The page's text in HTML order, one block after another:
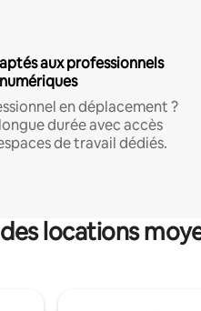
aux professionnels
en déplacement ?
durée avec accès
de travail dédiés.
locations